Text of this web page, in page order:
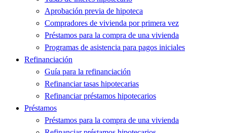
Aprobación previa de hipoteca
Compradores de vivienda por primera vez
Préstamos para la compra de una vivienda
Programas de asistencia para pagos iniciales
Refinanciación
Guía para la refinanciación
Refinanciar tasas hipotecarias
Refinanciar préstamos hipotecarios
Préstamos
Préstamos para la compra de una vivienda